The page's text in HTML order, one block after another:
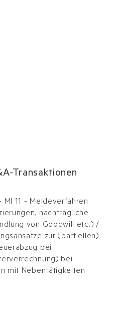
Transaktionen
11 - Meldeverfahren
nachträgliche
von Goodwill etc.) /
zur (partiellen)
bei
bei
mit Nebentätigkeiten